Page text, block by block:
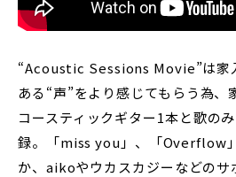
“Acoustic Sessions Movie”は家
ある“声”をより感じてもらう為、
コースティックギター1本と歌の
録。「miss you」、「Overflow
か、aikoやウカスカジーなどのサ